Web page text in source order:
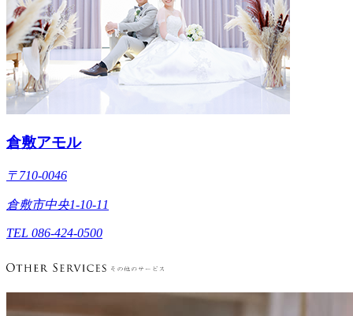
倉敷アモル
〒710-0046
倉敷市中央1-10-11
TEL 086-424-0500